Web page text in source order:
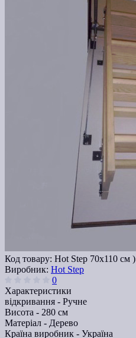
Код товару: Hot Step 70х110 см )
Виробник: Hot Step
0
Характеристики
відкривання - Ручне
Висота - 280 см
Матеріал - Дерево
Країна виробник - Україна